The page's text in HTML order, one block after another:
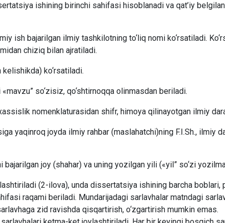
ishining birinchi sahifasi hisoblanadi va qat’iy
ish bajarilgan ilmiy tashkilotning to‘liq nomi ko‘rsatiladi.
chiziq bilan ajratiladi.
kelishikda) ko‘rsatiladi.
so‘zisiz, qo‘shtirnoqqa olinmasdan beriladi.
nomenklaturasidan shifr, himoya qilinayotgan ilmiy
yaqinroq joyda ilmiy rahbar (maslahatchi)ning F.I.Sh., ilmiy
joy (shahar) va uning yozilgan yili («yil” so‘zi
(2-ilova), unda dissertatsiya ishining barcha boblari,
raqami beriladi. Mundarijadagi sarlavhalar matndagi
zid ravishda qisqartirish, o‘zgartirish mumkin emas.